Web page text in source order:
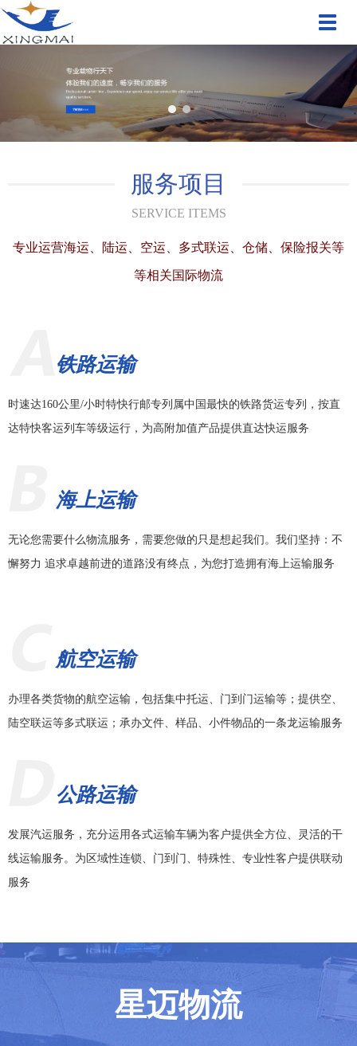
切
航
服务项目
SERVICE ITEMS
专业运营海运、陆运、空运、多式联运、仓储、保险报关等
等相关国际物流
铁路运输
时速达160公里/小时特快行邮专列属中国最快的铁路货运专列，按直
达特快客运列车等级运行，为高附加值产品提供直达快运服务
海上运输
无论您需要什么物流服务，需要您做的只是想起我们。我们坚持：不
懈努力 追求卓越前进的道路没有终点，为您打造拥有海上运输服务
航空运输
办理各类货物的航空运输，包括集中托运、门到门运输等；提供空、
陆空联运等多式联运；承办文件、样品、小件物品的一条龙运输服务
公路运输
发展汽运服务，充分运用各式运输车辆为客户提供全方位、灵活的干
线运输服务。为区域性连锁、门到门、特殊性、专业性客户提供联动
服务
星迈物流